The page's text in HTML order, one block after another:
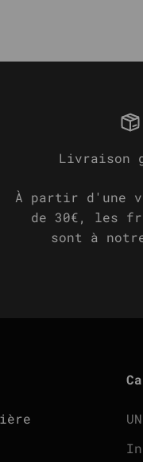
Livraison
À partir d'une
de 30€, les
sont à